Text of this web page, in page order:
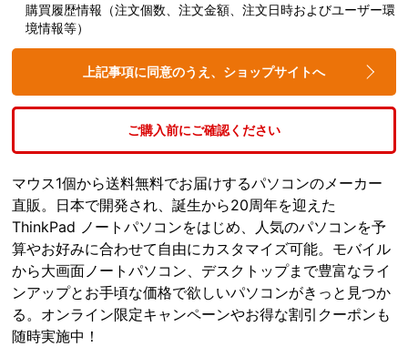
購買履歴情報（注文個数、注文金額、注文日時およびユーザー環
境情報等）
上記事項に同意のうえ、ショップサイトへ
ご購入前にご確認ください
マウス1個から送料無料でお届けするパソコンのメーカー
直販。日本で開発され、誕生から20周年を迎えた
ThinkPad ノートパソコンをはじめ、人気のパソコンを予
算やお好みに合わせて自由にカスタマイズ可能。モバイル
から大画面ノートパソコン、デスクトップまで豊富なライ
ンアップとお手頃な価格で欲しいパソコンがきっと見つか
る。オンライン限定キャンペーンやお得な割引クーポンも
随時実施中！